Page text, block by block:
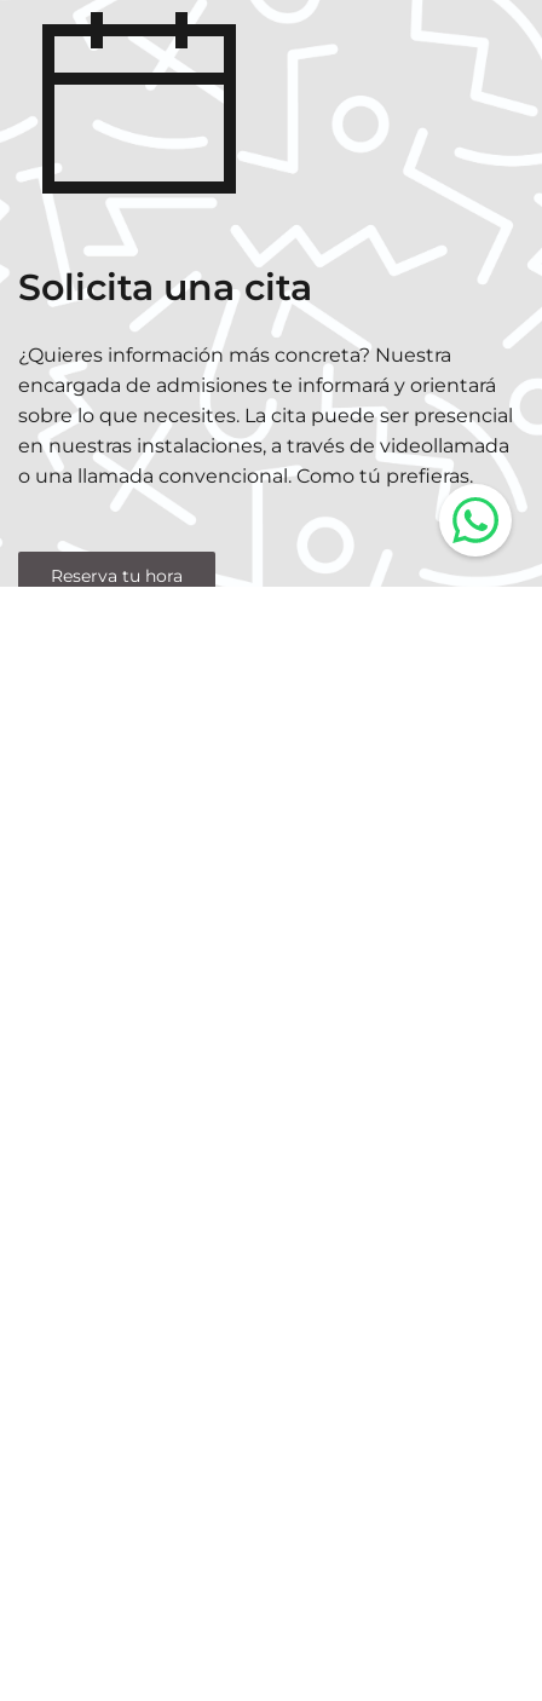
Solicita una cita
¿Quieres información más concreta? Nuestra
encargada de admisiones te informará y orientará
sobre lo que necesites. La cita puede ser presencial
en nuestras instalaciones, a través de videollamada
o una llamada convencional. Como tú prefieras.
Reserva tu hora